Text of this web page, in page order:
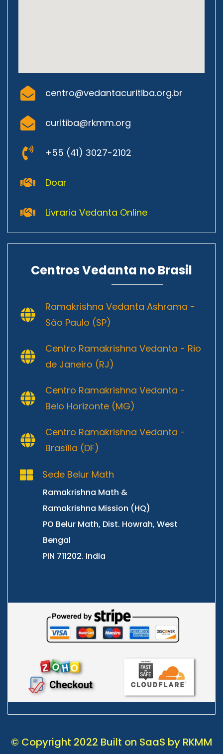
centro@vedantacuritiba.org.br
curitiba@rkmm.org
+55 (41) 3027-2102
Doar
Livraria Vedanta Online
Centros Vedanta no Brasil
Ramakrishna Vedanta Ashrama -
São Paulo (SP)
Centro Ramakrishna Vedanta - Rio
de Janeiro (RJ)
Centro Ramakrishna Vedanta -
Belo Horizonte (MG)
Centro Ramakrishna Vedanta -
Brasília (DF)
Sede Belur Math
Ramakrishna Math &
Ramakrishna Mission (HQ)
​PO Belur Math, Dist. Howrah, West
Bengal
​PIN 711202. India
© Copyright 2022 Built on SaaS by RKMM